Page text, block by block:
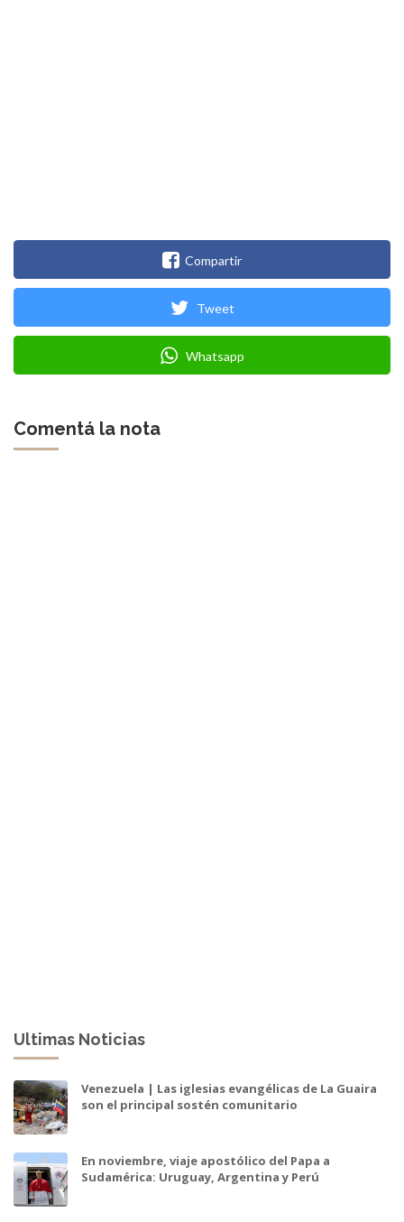
Compartir
Tweet
Whatsapp
Comentá la nota
Ultimas Noticias
Venezuela | Las iglesias evangélicas de La Guaira
son el principal sostén comunitario
En noviembre, viaje apostólico del Papa a
Sudamérica: Uruguay, Argentina y Perú